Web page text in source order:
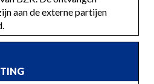
aan de externe partijen